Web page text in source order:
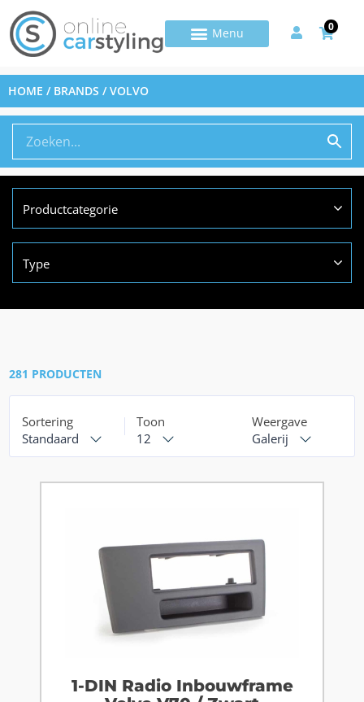
0
HOME / BRANDS / VOLVO
Productcategorie
Type
281 PRODUCTEN
Sortering
Standaard
Toon
12
Weergave
Galerij
1-DIN Radio Inbouwframe